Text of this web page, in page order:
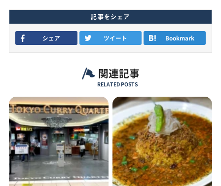
記事をシェア
シェア ツイート Bookmark
関連記事
RELATED POSTS